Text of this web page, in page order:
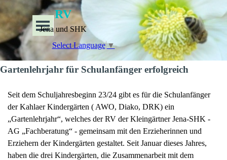
Direkt zum Seiteninhalt
RV
Jena und SHK
Menü überspringen
Select Language▼
Gartenlehrjahr für Schulanfänger erfolgreich
Seit dem Schuljahresbeginn 23/24 gibt es für die Schulanfänger
der Kahlaer Kindergärten ( AWO, Diako, DRK) ein
„Gartenlehrjahr“, welches der RV der Kleingärtner Jena-SHK -
AG „Fachberatung“ - gemeinsam mit den Erzieherinnen und
Erziehern der Kindergärten gestaltet. Seit Januar dieses Jahres,
haben die drei Kindergärten, die Zusammenarbeit mit dem